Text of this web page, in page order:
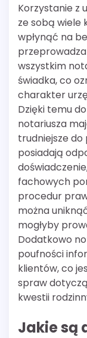
Korzystanie z
ze sobą wiele
wpłynąć na
wszystkim
świadka, co
charakter
Dzięki temu
notariusza
trudniejsze do
posiadają
fachowych
procedur
można
mogłyby
Dodatkowo
poufności
klientów, co
spraw
kwestii
Jakie są